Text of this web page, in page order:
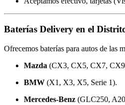
Baterías Delivery en el
Ofrecemos baterías para autos de las
Mazda (CX3, CX5, CX7,
BMW (X1, X3, X5, Serie 1).
Mercedes-Benz (GLC250,